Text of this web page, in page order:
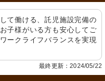
て働ける、託児施設完備の
子様がいる方も安心してご
ークライフバランスを実現
最終更新：2024/05/22